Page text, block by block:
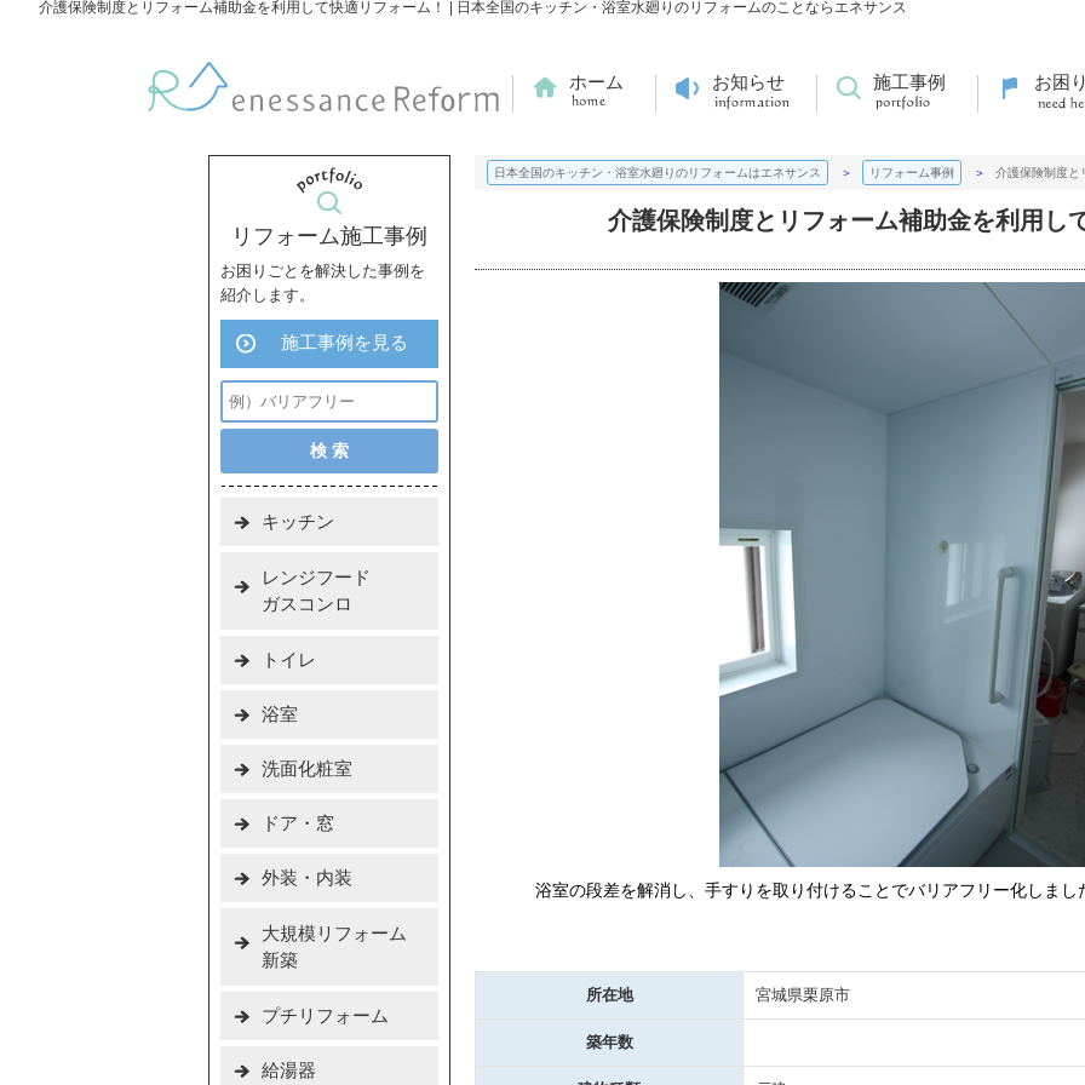
介護保険制度とリフォーム補助金を利用して快適リフォーム！ | 日本全国のキッチン・浴室水廻りのリフォームのことならエネサンス
ホーム お知らせ 施工事例 お困
日本全国のキッチン・浴室水廻りのリフォームはエネサンス リフォーム事例 介護保険制度と
介護保険制度とリフォーム補助金を利用し
浴室の段差を解消し、手すりを取り付けることでバリアフリー化しまし
所在地 宮城県栗原市
築年数
リフォーム施工事例
お困りごとを解決した事例を
紹介します。
施工事例を見る
キッチン
レンジフード
ガスコンロ
トイレ
浴室
洗面化粧室
ドア・窓
外装・内装
大規模リフォーム
新築
プチリフォーム
給湯器